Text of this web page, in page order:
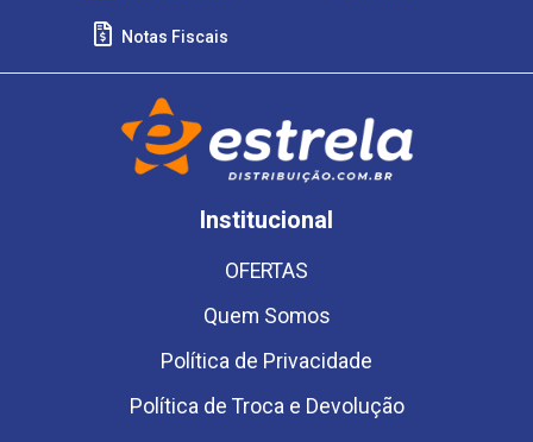
Notas Fiscais
Institucional
OFERTAS
Quem Somos
Política de Privacidade
Política de Troca e Devolução